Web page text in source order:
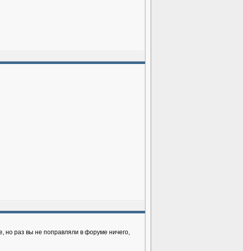
но раз вы не поправляли в форуме ничего,